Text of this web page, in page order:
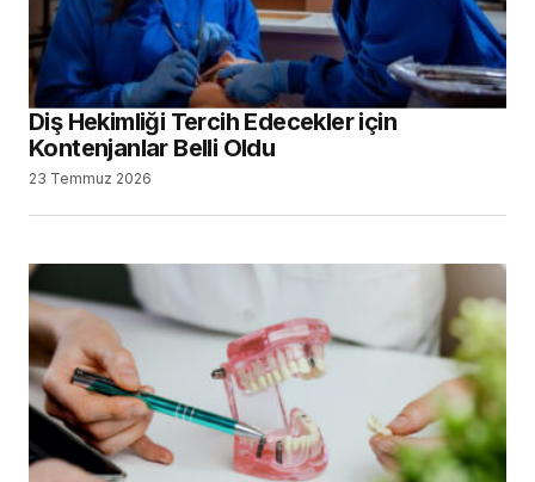
Diş Hekimliği Tercih Edecekler için
Kontenjanlar Belli Oldu
23 Temmuz 2026